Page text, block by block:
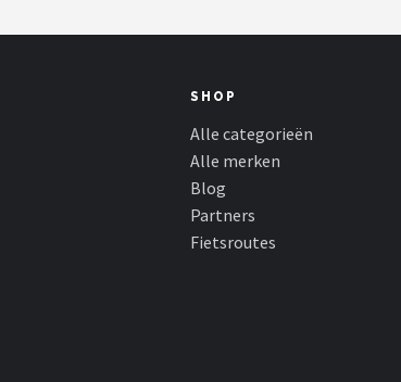
SHOP
Alle categorieën
Alle merken
Blog
Partners
Fietsroutes